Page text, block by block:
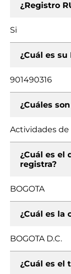
¿Registro
Si
¿Cuál es su
901490316
¿Cuáles
Actividades
¿Cuál es el
registra?
BOGOTA
¿Cuál es la
BOGOTA D.C.
¿Cuál es el